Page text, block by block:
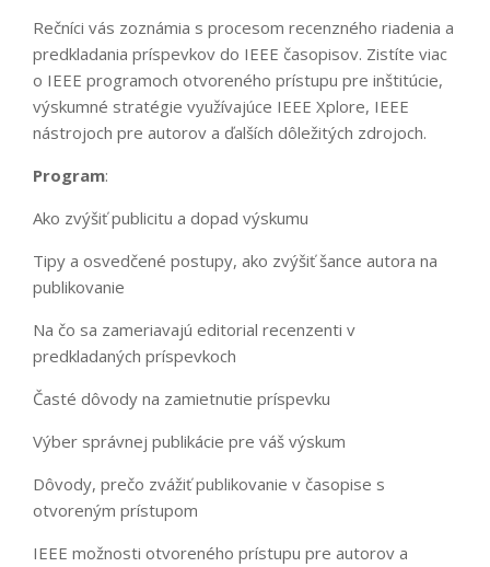
Rečníci vás zoznámia s procesom recenzného riadenia a
predkladania príspevkov do IEEE časopisov. Zistíte viac
o IEEE programoch otvoreného prístupu pre inštitúcie,
výskumné stratégie využívajúce IEEE Xplore, IEEE
nástrojoch pre autorov a ďalších dôležitých zdrojoch.
Program:
Ako zvýšiť publicitu a dopad výskumu
Tipy a osvedčené postupy, ako zvýšiť šance autora na
publikovanie
Na čo sa zameriavajú editorial recenzenti v
predkladaných príspevkoch
Časté dôvody na zamietnutie príspevku
Výber správnej publikácie pre váš výskum
Dôvody, prečo zvážiť publikovanie v časopise s
otvoreným prístupom
IEEE možnosti otvoreného prístupu pre autorov a